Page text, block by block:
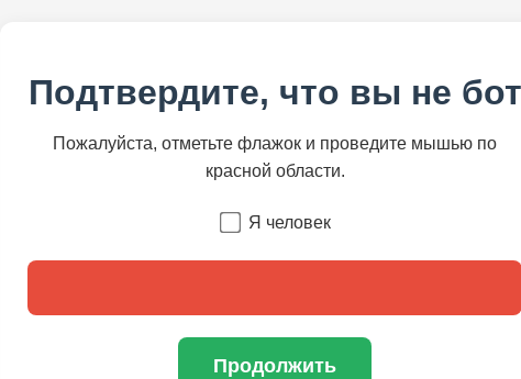
Подтвердите, что вы не бот
Пожалуйста, отметьте флажок и проведите мышью по
красной области.
Я человек
Продолжить